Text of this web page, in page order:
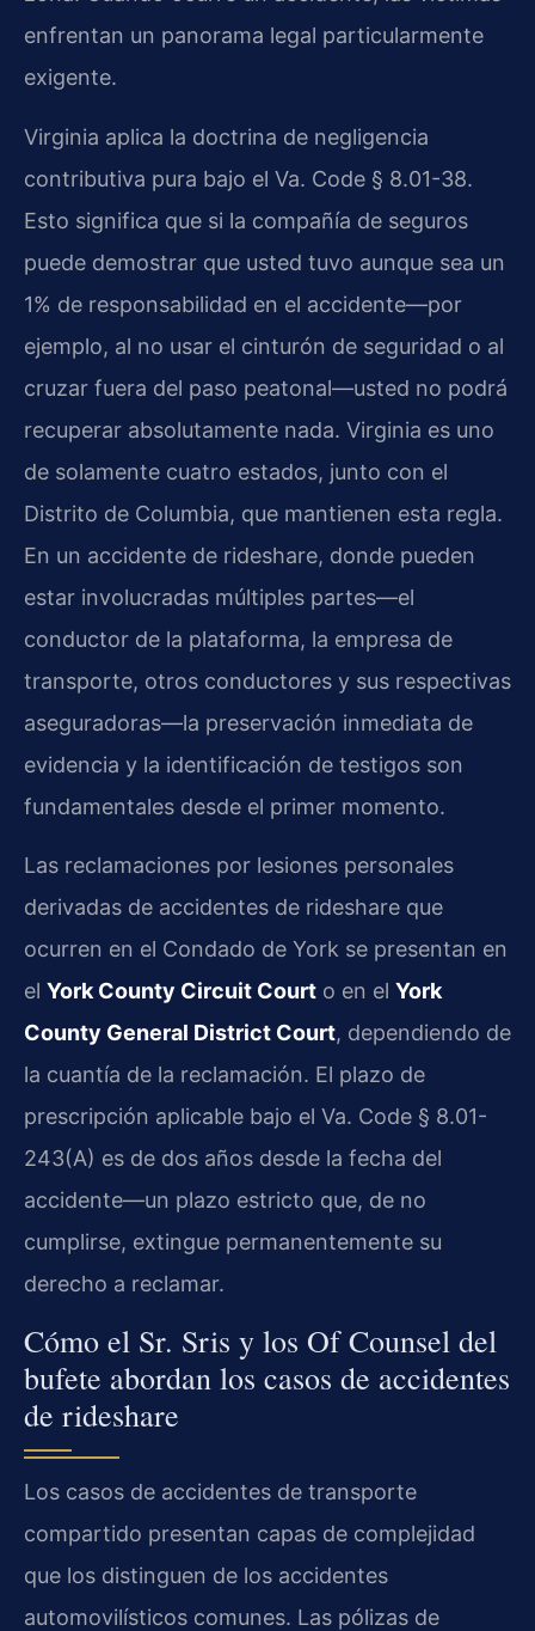
enfrentan un panorama legal particularmente
exigente.
Virginia aplica la doctrina de negligencia
contributiva pura bajo el Va. Code § 8.01-38.
Esto significa que si la compañía de seguros
puede demostrar que usted tuvo aunque sea un
1% de responsabilidad en el accidente—por
ejemplo, al no usar el cinturón de seguridad o al
cruzar fuera del paso peatonal—usted no podrá
recuperar absolutamente nada. Virginia es uno
de solamente cuatro estados, junto con el
Distrito de Columbia, que mantienen esta regla.
En un accidente de rideshare, donde pueden
estar involucradas múltiples partes—el
conductor de la plataforma, la empresa de
transporte, otros conductores y sus respectivas
aseguradoras—la preservación inmediata de
evidencia y la identificación de testigos son
fundamentales desde el primer momento.
Las reclamaciones por lesiones personales
derivadas de accidentes de rideshare que
ocurren en el Condado de York se presentan en
el York County Circuit Court o en el York
County General District Court, dependiendo de
la cuantía de la reclamación. El plazo de
prescripción aplicable bajo el Va. Code § 8.01-
243(A) es de dos años desde la fecha del
accidente—un plazo estricto que, de no
cumplirse, extingue permanentemente su
derecho a reclamar.
Cómo el Sr. Sris y los Of Counsel del
bufete abordan los casos de accidentes
de rideshare
Los casos de accidentes de transporte
compartido presentan capas de complejidad
que los distinguen de los accidentes
automovilísticos comunes. Las pólizas de